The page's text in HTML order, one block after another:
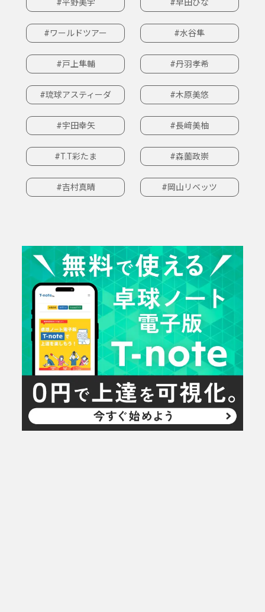
#平野美宇 #早田ひな
#ワールドツアー #水谷隼
#戸上隼輔 #丹羽孝希
#琉球アスティーダ #木原美悠
#宇田幸矢 #長﨑美柚
#T.T彩たま #森薗政崇
#吉村真晴 #岡山リベッツ